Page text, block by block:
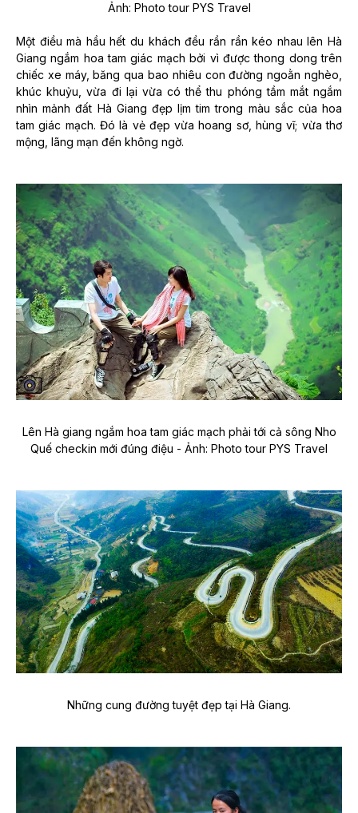
Ảnh: Photo tour PYS Travel
Một điều mà hầu hết du khách đều rần rần kéo nhau lên Hà
Giang ngắm hoa tam giác mạch bởi vì được thong dong trên
chiếc xe máy, băng qua bao nhiêu con đường ngoằn nghèo,
khúc khuỷu, vừa đi lại vừa có thể thu phóng tầm mắt ngắm
nhìn mảnh đất Hà Giang đẹp lịm tim trong màu sắc của hoa
tam giác mạch. Đó là vẻ đẹp vừa hoang sơ, hùng vĩ; vừa thơ
mộng, lãng mạn đến không ngờ.
Lên Hà giang ngắm hoa tam giác mạch phải tới cả sông Nho
Quế checkin mới đúng điệu - Ảnh: Photo tour PYS Travel
Những cung đường tuyệt đẹp tại Hà Giang.